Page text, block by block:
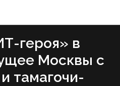
героя» в
Москвы с
тамагочи-